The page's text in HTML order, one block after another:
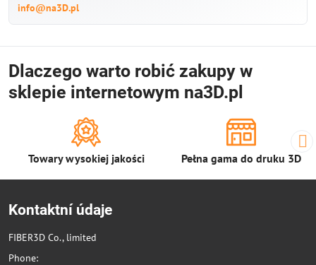
info@na3D.pl
Dlaczego warto robić zakupy w
sklepie internetowym na3D.pl
Towary wysokiej jakości Pełna gama do druku 3D
Kontaktní údaje
FIBER3D Co., limited
Phone: